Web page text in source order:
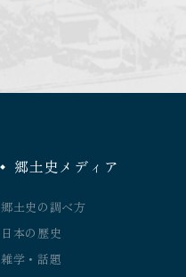
郷土史メディア
郷土史の調べ方
日本の歴史
雑学・話題